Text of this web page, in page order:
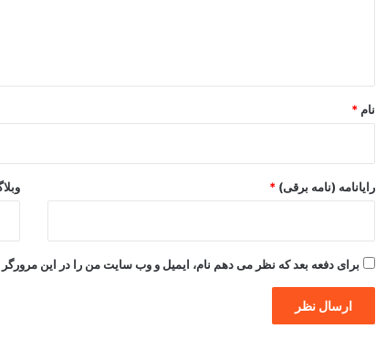
نام *
رایانامه (نامه برقی) *
برای دفعه بعد که نظر می دهم نام، ایمیل و وب سایت من را در این مرورگر